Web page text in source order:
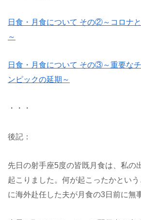
日食・月食について その②～コロナ
～
日食・月食について その③～重要な
ンピックの延期～
・・・
後記：
先日の射手座5度の皆既月食は、私の
起こりました。何が起こったかとい
に海外赴任した夫が月食の3日前に無